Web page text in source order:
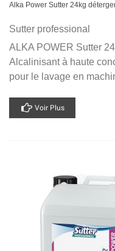
Alka Power Sutter 24kg
Sutter professional
ALKA POWER Sutter
Alcalinisant à haute
pour le lavage en
Voir Plus